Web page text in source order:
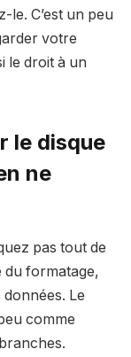
le. C’est un peu
votre
le droit à un
le disque
ne
pas tout de
du formatage,
Le
comme